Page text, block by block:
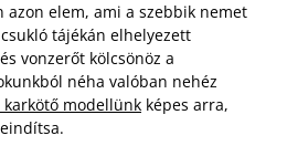
azon elem, ami a szebbik nemet
tájékán elhelyezett
vonzerőt kölcsönöz a
néha valóban nehéz
modellünk képes arra,